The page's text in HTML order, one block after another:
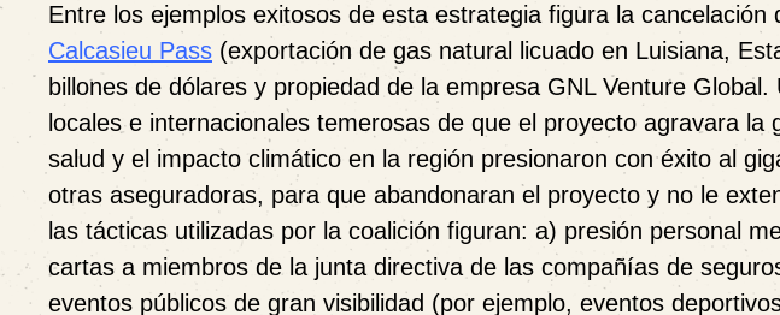
Entre los ejemplos exitosos de esta estrategia figura la cancelación
Calcasieu Pass (exportación de gas natural licuado en Luisiana,
billones de dólares y propiedad de la empresa GNL Venture
locales e internacionales temerosas de que el proyecto agravara
salud y el impacto climático en la región presionaron con éxito al
otras aseguradoras, para que abandonaran el proyecto y no le
las tácticas utilizadas por la coalición figuran: a) presión personal
cartas a miembros de la junta directiva de las compañías de
eventos públicos de gran visibilidad (por ejemplo, eventos